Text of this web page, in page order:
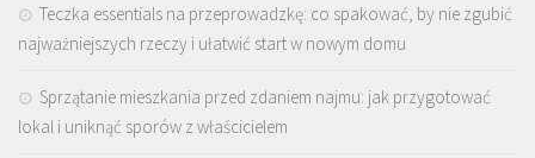
Teczka essentials na przeprowadzkę: co spakować, by nie zgubić
najważniejszych rzeczy i ułatwić start w nowym domu
Sprzątanie mieszkania przed zdaniem najmu: jak przygotować
lokal i uniknąć sporów z właścicielem